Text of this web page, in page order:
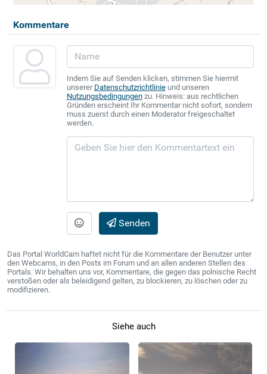
Kommentare
Indem Sie auf Senden klicken, stimmen Sie hiermit
unserer Datenschutzrichtlinieund unseren
Nutzungsbedingungenzu. Hinweis: aus rechtlichen
Gründen erscheint Ihr Kommentar nicht sofort, sondern
muss zuerst durch einen Moderator freigeschaltet
werden.
Senden
Das Portal WorldCam haftet nicht für die Kommentare der Benutzer unter
den Webcams, in den Posts im Forum und an allen anderen Stellen des
Portals. Wir behalten uns vor, Kommentare, die gegen das polnische Recht
verstoßen oder als beleidigend gelten, zu blockieren, zu löschen oder zu
modifizieren.
Siehe auch